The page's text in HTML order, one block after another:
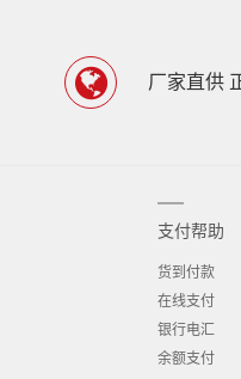
厂家直供
支付帮助
货到付款
在线支付
银行电汇
余额支付